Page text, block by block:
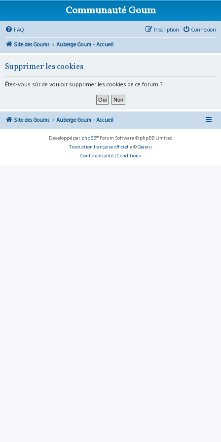
Communauté Goum
FAQ Connexion
Inscription
Site des Goums
Auberge Goum - Accueil
Supprimer les cookies
Êtes-vous sûr de vouloir supprimer les cookies de ce forum ?
Site des Goums Auberge Goum - Accueil
Développé par phpBB® Forum Software © phpBB Limited
Traduction française officielle©Qiaeru
Confidentialité | Conditions